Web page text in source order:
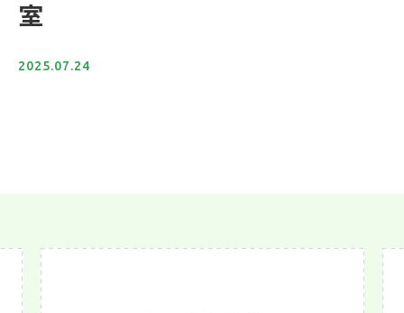
室
2025.07.24